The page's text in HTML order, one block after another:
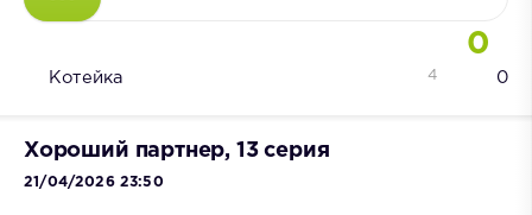
0
Котейка 0
4
Хороший партнер, 13 серия
21/04/2026 23:50